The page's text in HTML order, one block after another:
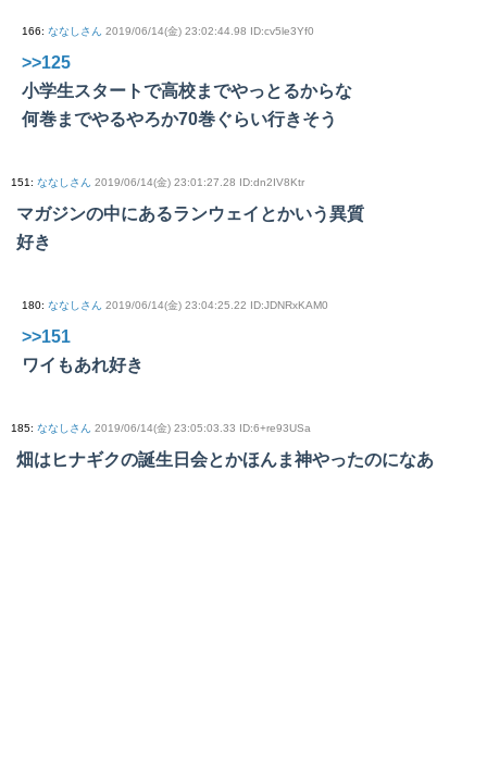
166: ななしさん 2019/06/14(金) 23:02:44.98 ID:cv5le3Yf0
>>125
小学生スタートで高校までやっとるからな
何巻までやるやろか70巻ぐらい行きそう
151: ななしさん 2019/06/14(金) 23:01:27.28 ID:dn2IV8Ktr
マガジンの中にあるランウェイとかいう異質
好き
180: ななしさん 2019/06/14(金) 23:04:25.22 ID:JDNRxKAM0
>>151
ワイもあれ好き
185: ななしさん 2019/06/14(金) 23:05:03.33 ID:6+re93USa
畑はヒナギクの誕生日会とかほんま神やったのになあ